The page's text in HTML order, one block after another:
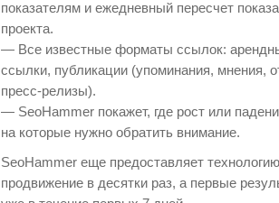
показателям и ежедневный пересчет
проекта.
— Все известные форматы ссылок:
ссылки, публикации (упоминания, мнения,
пресс-релизы).
— SeoHammer покажет, где рост или
на которые нужно обратить внимание.
SeoHammer еще предоставляет
продвижение в десятки раз, а первые